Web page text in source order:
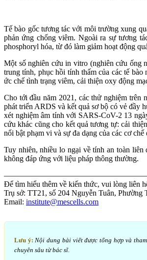
Tế bào gốc tương tác với môi trường xung
phản ứng chống viêm. Ngoài ra sự tương
phosphoryl hóa, từ đó làm giảm hoạt động
Một số nghiên cứu in vitro (nghiên cứu ống
trung tính, phục hồi tính thấm của các tế
ức chế tình trạng viêm, cải thiện oxy động
Cho tới đầu năm 2021, các thử nghiệm
phát triển ARDS và kết quả sơ bộ có vẻ đầy
xét nghiệm âm tính với SARS-CoV-2 13
cứu khác cũng cho kết quả tương tự: cải
nổi bật phạm vi và sự đa dạng của các cơ
Tuy nhiên, nhiều lo ngại về tính an toàn
không đáp ứng với liệu pháp thông thường.
Để tìm hiểu thêm về kiến thức, vui lòng liên
Trụ sở: TT21, số 204 Nguyễn Tuân, Phường
Email: institute@mescells.com
Lưu ý: Nội dung bài viết được tổng hợp và
chuyên sâu từ bác sĩ.